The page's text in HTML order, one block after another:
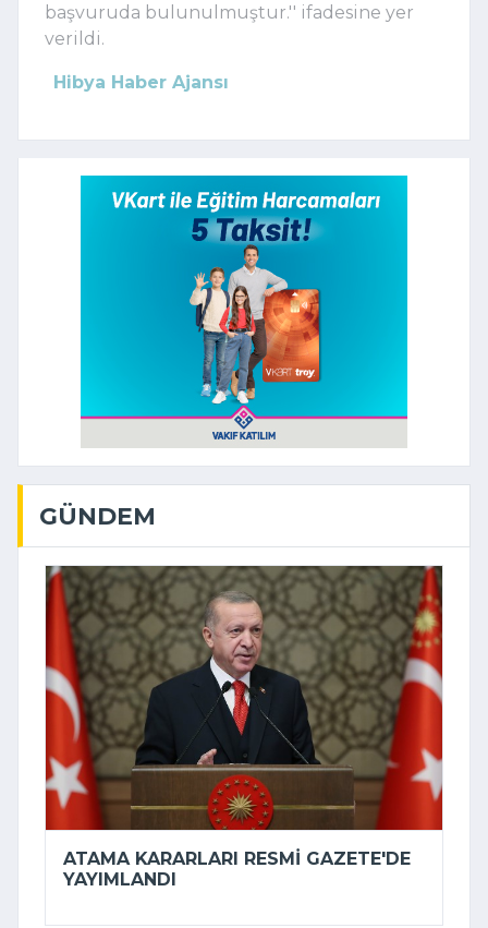
başvuruda bulunulmuştur.'' ifadesine yer
verildi.
Hibya Haber Ajansı
GÜNDEM
ATAMA KARARLARI RESMI GAZETE'DE
YAYIMLANDI